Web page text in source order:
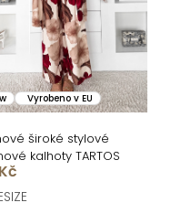
Vyrobeno v EU
široké stylové
kalhoty TARTOS